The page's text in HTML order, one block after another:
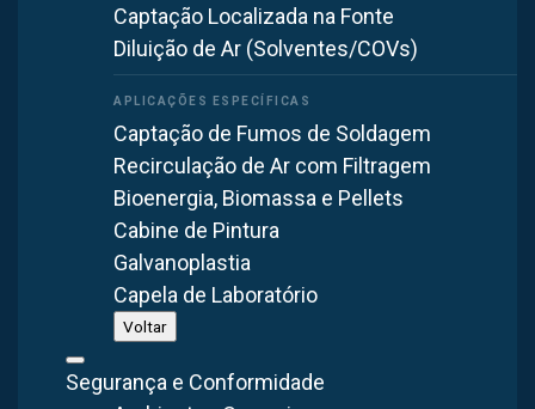
Captação Localizada na Fonte
Diluição de Ar (Solventes/COVs)
Captação de Fumos de Soldagem
Recirculação de Ar com Filtragem
Bioenergia, Biomassa e Pellets
Cabine de Pintura
Galvanoplastia
Capela de Laboratório
Voltar
Segurança e Conformidade
Ventilador Axial de Telhado— instalação na cobertura
para insuflamento ou exaustão
Ventilador Axial Industrial— versátil para diversas
configurações
Ventilador Man Cooler — resfriamento pontual em
postos de trabalho
Ventilador à Prova de Explosão
classificadas
Ventilador com Filtro
partículas
Ventilador New Vento — modelo compacto para